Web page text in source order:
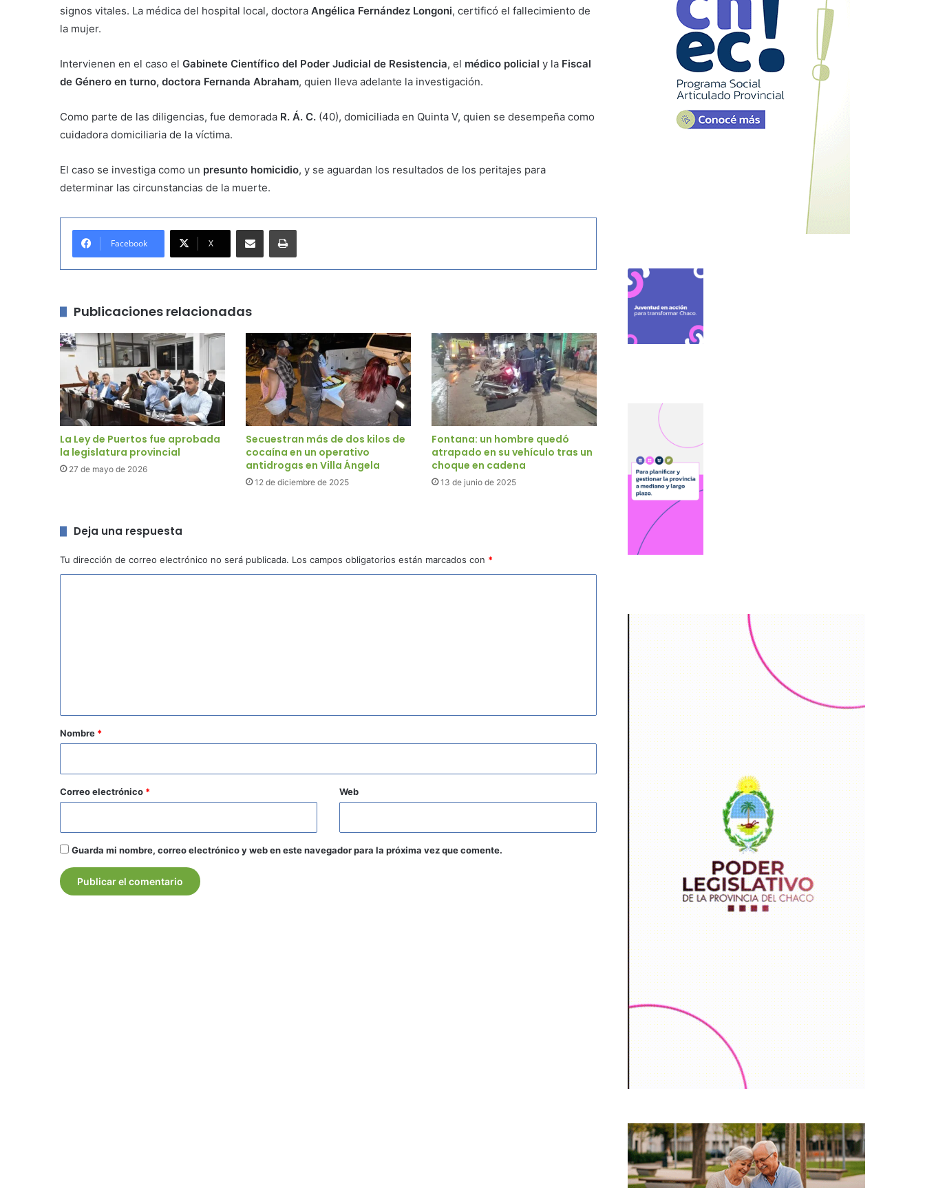
signos vitales. La médica del hospital local, doctora Angélica Fernández Longoni, certificó el fallecimiento de
la mujer.
Intervienen en el caso el Gabinete Científico del Poder Judicial de Resistencia, el médico policial y la Fiscal
de Género en turno, doctora Fernanda Abraham, quien lleva adelante la investigación.
Como parte de las diligencias, fue demorada R. Á. C. (40), domiciliada en Quinta V, quien se desempeña como
cuidadora domiciliaria de la víctima.
El caso se investiga como un presunto homicidio, y se aguardan los resultados de los peritajes para
determinar las circunstancias de la muerte.
Facebook X
Publicaciones relacionadas
La Ley de Puertos fue aprobada
la legislatura provincial
27 de mayo de 2026
Secuestran más de dos kilos de
cocaína en un operativo
antidrogas en Villa Ángela
12 de diciembre de 2025
Fontana: un hombre quedó
atrapado en su vehículo tras un
choque en cadena
13 de junio de 2025
Deja una respuesta
Tu dirección de correo electrónico no será publicada. Los campos obligatorios están marcados con *
r
o
*
Nombre *
Correo electrónico * Web
Guarda mi nombre, correo electrónico y web en este navegador para la próxima vez que comente.